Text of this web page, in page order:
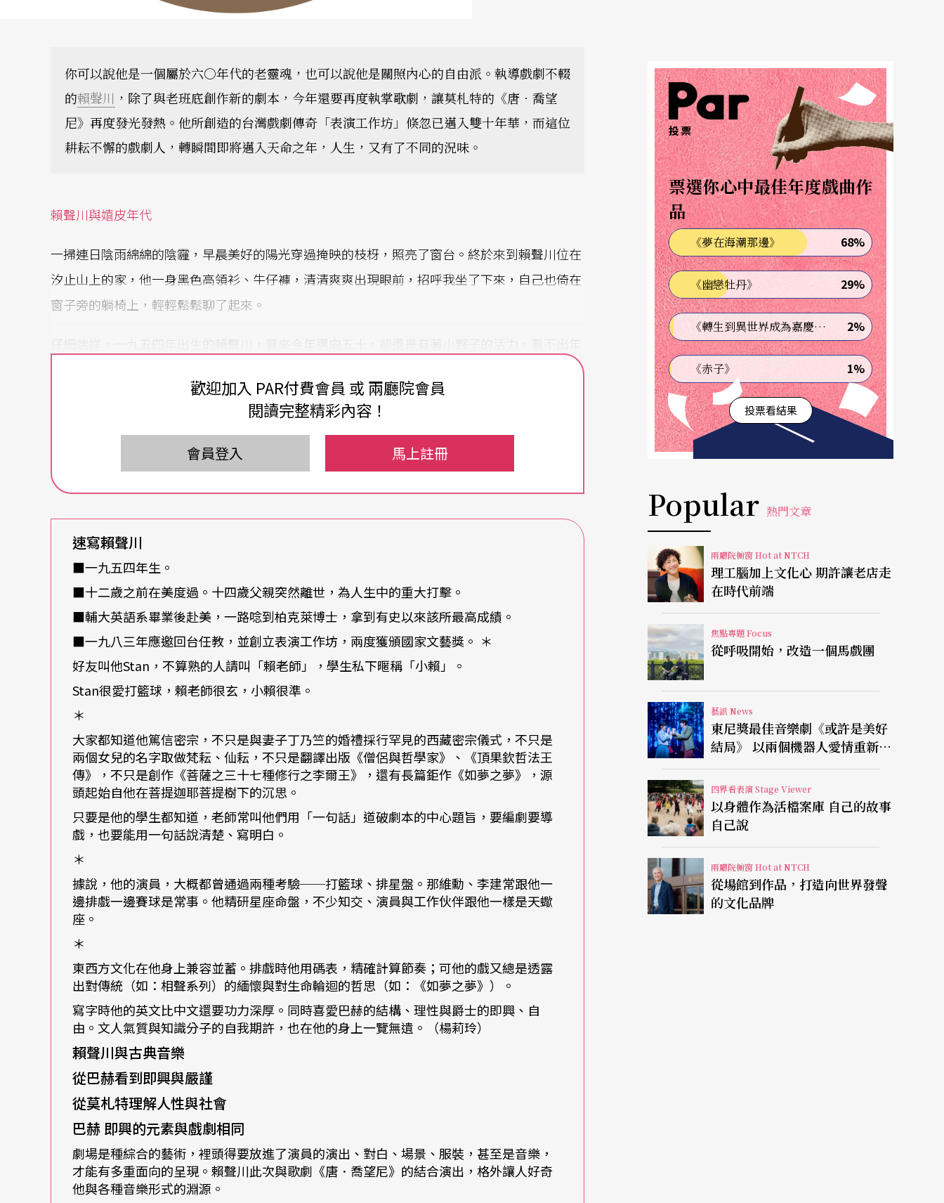
你可以說他是一個屬於六○年代的老靈魂，也可以說他是關照內心的自由派。執導戲劇不輟
的賴聲川 ，除了與老班底創作新的劇本，今年還要再度執掌歌劇，讓莫札特的《唐．喬望
尼》再度發光發熱。他所創造的台灣戲劇傳奇「表演工作坊」倏忽已邁入雙十年華，而這位
耕耘不懈的戲劇人，轉瞬間即將邁入天命之年，人生，又有了不同的況味。
賴聲川與嬉皮年代
一掃連日陰雨綿綿的陰霾，早晨美好的陽光穿過掩映的枝枒，照亮了窗台。終於來到賴聲川位在
汐止山上的家，他一身黑色高領衫、牛仔褲，清清爽爽出現眼前，招呼我坐了下來，自己也倚在
窗子旁的躺椅上，輕輕鬆鬆聊了起來。
仔細端詳，一九五四年出生的賴聲川，算來今年邁向五十，卻還是有著小夥子的活力，看不出年
紀。賴聲川本人散發出來的個人特質敦厚親切，但奇怪的是，很多關於他的報導，卻總讓人覺得
他很疏離。除了他的戲劇藝術，外界想更貼近賴聲川這個人，深入舞台幕後導演的生活。
這一天，我們的話題從二○○三年底跨到二○○四年的這一段日子談起；特別有意思的是，賴聲
的淵源和宗教修行對他的影響。
音樂衝擊青春的心靈
賴聲川很喜歡音樂，他說自己的人生歷程如果走的路不同了，很可能成為音樂家。影響他一輩子
的，是他年少時所聽的那些流行音樂，那些留在記憶唱機中的無悔青春，連他的戲裡，都有這些
音樂的影子在。
「每個人年輕時可能都有這種經驗，一首流行歌曲，就『黏』到你的腦子裡，一直忘不了，」賴
聲川緩緩談著他所認識的流行音樂，他認為自己的音樂品味很極端，六○年代當時的流行音樂對
他影響非常大。
一九六六年前賴聲川生長在美國，十二歲回國後，家住中山北路的他就常到唱片行去買九塊錢、
十塊錢一張的黑膠唱片，後來新的錄音技術出現了，又從黑膠進化到卡式錄音帶，聽的音樂也從
藍調、搖滾，逐漸拓展到爵士樂。
六○年代，沸沸揚揚的黑人民權運動、一觸即發的冷戰、迫在眉梢的越戰、絮絮不休的敲打世代
（The Beat Generation）、風起雲湧的柏克萊大學學生運動、鋪天蓋地的反戰呼聲，都在這個
時期的美國一波又一波展開，也反映在深入人心的歌曲當中。
在那個狂飆的年代裡，音樂對賴聲川來說不只是一種流行，而是一種社會氛圍。民謠味濃厚的鮑
伯．狄倫（Bob Dylan）、賽門與葛芬柯（Simon ＆ Garfunkel），以及披頭四（Beatles）是當
時賴聲川的音樂「主糧食」。
一九六九年賴聲川進入建中唸書，開始接觸重搖滾與藍調，於是門合唱團（The Doors）、Crea
m合唱團、吉米．漢醉克斯（Jimmy Hendrix）、齊柏林飛船（Led Zeppelin）都成為他的最
愛，歌曲裡充滿了反戰的論調以及對東方思想的好奇，他說這裡頭有一種Virtuosity（精湛的技
藝）。
當排行榜上最流行的音樂在關懷人類，那會是一個怎樣的社會？「我們從小就聽這些要關懷人類
的歌曲，現在耳朵已經被慣壞了。」現在很多流行音樂在賴聲川一聽，只覺得平淡無奇，不堪入
耳了。
情感累積在戲劇的關懷中
歡迎加入 PAR付費會員 或 兩廳院會員
閱讀完整精彩內容！
會員登入 馬上註冊
速寫賴聲川
■一九五四年生。
■十二歲之前在美度過。十四歲父親突然離世，為人生中的重大打擊。
■輔大英語系畢業後赴美，一路唸到柏克萊博士，拿到有史以來該所最高成績。
■一九八三年應邀回台任教，並創立表演工作坊，兩度獲頒國家文藝獎。 ＊
好友叫他Stan，不算熟的人請叫「賴老師」，學生私下暱稱「小賴」。
Stan很愛打籃球，賴老師很玄，小賴很準。
＊
大家都知道他篤信密宗，不只是與妻子丁乃竺的婚禮採行罕見的西藏密宗儀式，不只是
兩個女兒的名字取做梵耘、仙耘，不只是翻譯出版《僧侶與哲學家》、《頂果欽哲法王
傳》，不只是創作《菩薩之三十七種修行之李爾王》，還有長篇鉅作《如夢之夢》，源
頭起始自他在菩提迦耶菩提樹下的沉思。
只要是他的學生都知道，老師常叫他們用「一句話」道破劇本的中心題旨，要編劇要導
戲，也要能用一句話說清楚、寫明白。
＊
據說，他的演員，大概都曾通過兩種考驗──打籃球、排星盤。那維勳、李建常跟他一
邊排戲一邊賽球是常事。他精研星座命盤，不少知交、演員與工作伙伴跟他一樣是天蠍
座。
＊
東西方文化在他身上兼容並蓄。排戲時他用碼表，精確計算節奏；可他的戲又總是透露
出對傳統（如：相聲系列）的緬懷與對生命輪迴的哲思（如：《如夢之夢》）。
寫字時他的英文比中文還要功力深厚。同時喜愛巴赫的結構、理性與爵士的即興、自
由。文人氣質與知識分子的自我期許，也在他的身上一覽無遺。（楊莉玲）
賴聲川與古典音樂
從巴赫看到即興與嚴謹
從莫札特理解人性與社會
巴赫 即興的元素與戲劇相同
劇場是種綜合的藝術，裡頭得要放進了演員的演出、對白、場景、服裝，甚至是音樂，
才能有多重面向的呈現。賴聲川此次與歌劇《唐．喬望尼》的結合演出，格外讓人好奇
他與各種音樂形式的淵源。
投票
票選你心中最佳年度戲曲作
品
《夢在海潮那邊》 68%
《幽戀牡丹》 29%
《轉生到異世界成為嘉慶君—發現我的祖先是詐騙集團!?》 2%
《赤子》 1%
投票看結果
Popular 熱門文章
兩廳院櫥窗 Hot at NTCH
理工腦加上文化心 期許讓老店走
在時代前端
焦點專題 Focus
從呼吸開始，改造一個馬戲團
藝訊 News
東尼獎最佳音樂劇《或許是美好
結局》 以兩個機器人愛情重新凝
視有限人生
四界看表演 Stage Viewer
以身體作為活檔案庫 自己的故事
自己說
兩廳院櫥窗 Hot at NTCH
從場館到作品，打造向世界發聲
的文化品牌